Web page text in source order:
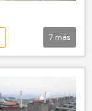
7 más